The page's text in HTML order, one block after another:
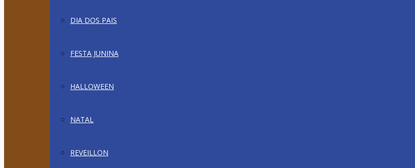
DIA DOS PAIS
FESTA JUNINA
HALLOWEEN
NATAL
REVEILLON